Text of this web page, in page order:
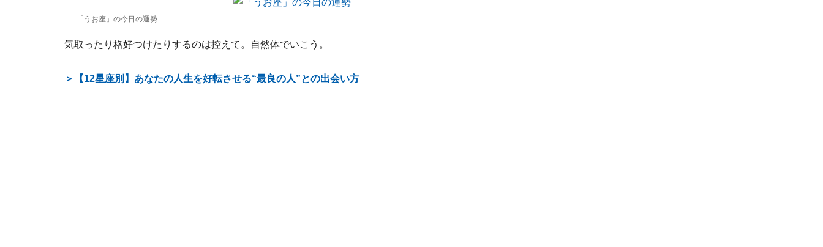
「うお座」の今日の運勢
気取ったり格好つけたりするのは控えて。自然体でいこう。
＞【12星座別】あなたの人生を好転させる“最良の人”との出会い方